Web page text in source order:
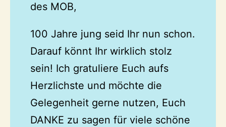
des MOB,
100 Jahre jung seid Ihr nun schon.
Darauf könnt Ihr wirklich stolz
sein! Ich gratuliere Euch aufs
Herzlichste und möchte die
Gelegenheit gerne nutzen, Euch
DANKE zu sagen für viele schöne